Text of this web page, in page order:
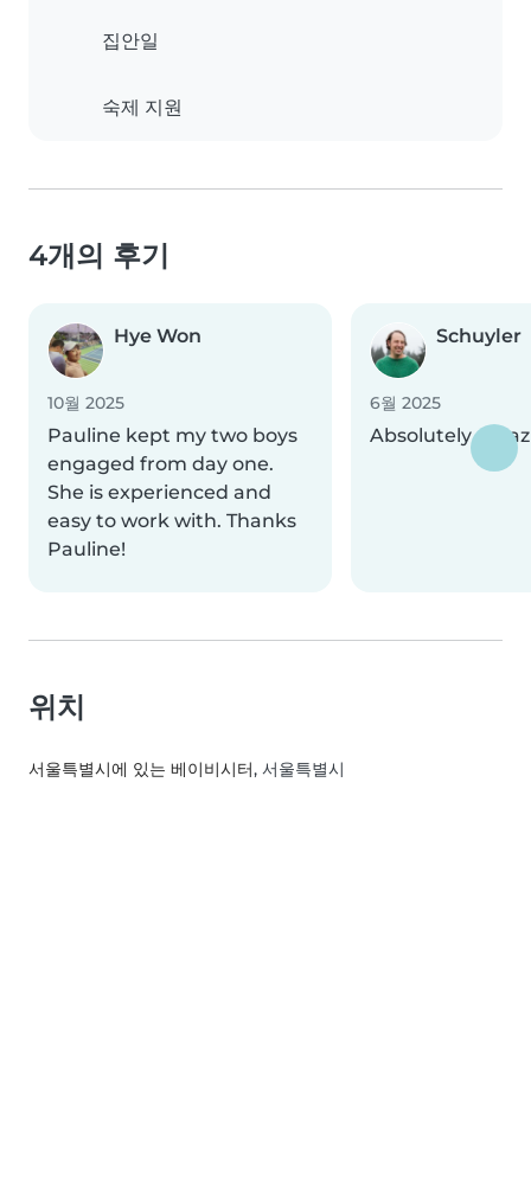
집안일
숙제 지원
4개의 후기
Hye Won
10월 2025
Pauline kept my two boys
engaged from day one.
She is experienced and
easy to work with. Thanks
Pauline!
Schuyler
6월 2025
Absolutely
위치
서울특별시에 있는 베이비시터, 서울특별시